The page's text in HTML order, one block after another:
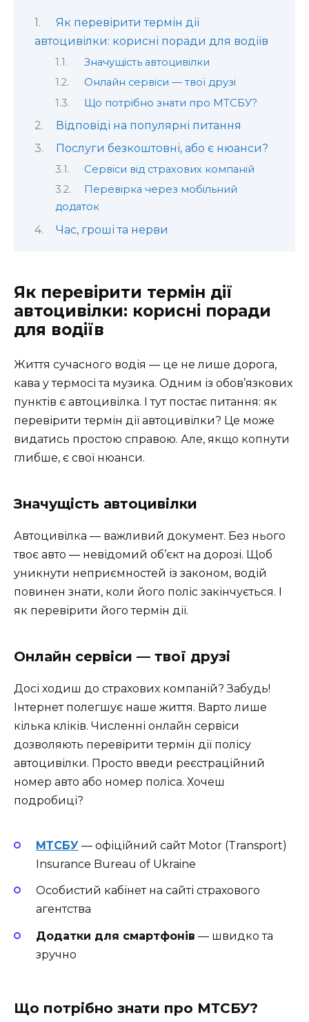
Як перевірити термін дії
автоцивілки: корисні поради для водіїв
Значущість автоцивілки
Онлайн сервіси — твої друзі
Що потрібно знати про МТСБУ?
Відповіді на популярні питання
Послуги безкоштовні, або є нюанси?
Сервіси від страхових компаній
Перевірка через мобільний
додаток
Час, гроші та нерви
Як перевірити термін дії
автоцивілки: корисні поради
для водіїв
Життя сучасного водія — це не лише дорога,
кава у термосі та музика. Одним із обов’язкових
пунктів є автоцивілка. І тут постає питання: як
перевірити термін дії автоцивілки? Це може
видатись простою справою. Але, якщо копнути
глибше, є свої нюанси.
Значущість автоцивілки
Автоцивілка — важливий документ. Без нього
твоє авто — невідомий об’єкт на дорозі. Щоб
уникнути неприємностей із законом, водій
повинен знати, коли його поліс закінчується. І
як перевірити його термін дії.
Онлайн сервіси — твої друзі
Досі ходиш до страхових компаній? Забудь!
Інтернет полегшує наше життя. Варто лише
кілька кліків. Численні онлайн сервіси
дозволяють перевірити термін дії полісу
автоцивілки. Просто введи реєстраційний
номер авто або номер поліса. Хочеш
подробиці?
МТСБУ — офіційний сайт Motor (Transport)
Insurance Bureau of Ukraine
Особистий кабінет на сайті страхового
агентства
Додатки для смартфонів — швидко та
зручно
Що потрібно знати про МТСБУ?